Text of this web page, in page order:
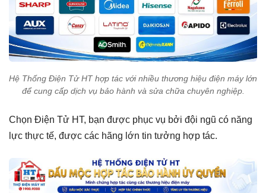
Hệ Thống Điện Tử HT hợp tác với nhiều thương hiệu điện máy lớn
để cung cấp dịch vụ bảo hành và sửa chữa chuyên nghiệp.
Chọn Điện Tử HT, bạn được phục vụ bởi đội ngũ có năng
lực thực tế, được các hãng lớn tin tưởng hợp tác.